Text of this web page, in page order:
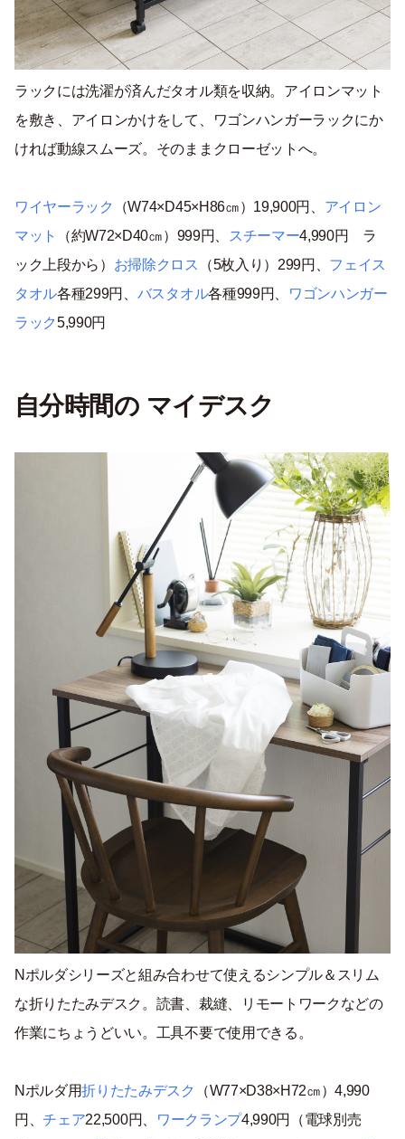
ラックには洗濯が済んだタオル類を収納。アイロンマット
を敷き、アイロンかけをして、ワゴンハンガーラックにか
ければ動線スムーズ。そのままクローゼットへ。
ワイヤーラック （W74×D45×H86㎝）19,900円、 アイロン
マット
（約W72×D40㎝）999円、 スチーマー4,990円 ラ
ック上段から） お掃除クロス （5枚入り）299円、 フェイス
タオル各種299円、 バスタオル各種999円、
ワゴンハンガー
ラック5,990円
自分時間の マイデスク
Nポルダシリーズと組み合わせて使えるシンプル＆スリム
な折りたたみデスク。読書、裁縫、リモートワークなどの
作業にちょうどいい。工具不要で使用できる。
Nポルダ用折りたたみデスク
（W77×D38×H72㎝）4,990
円、チェア22,500円、 ワークランプ4,990円（電球別売